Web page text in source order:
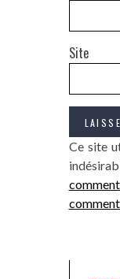
Ce site